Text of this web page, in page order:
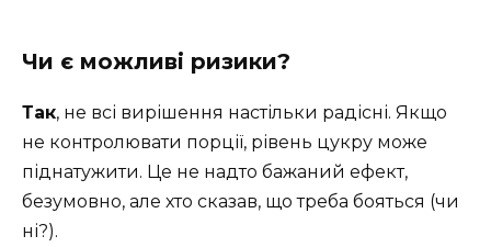
Чи є можливі ризики?
Так, не всі вирішення настільки радісні. Якщо
не контролювати порції, рівень цукру може
піднатужити. Це не надто бажаний ефект,
безумовно, але хто сказав, що треба бояться (чи
ні?).